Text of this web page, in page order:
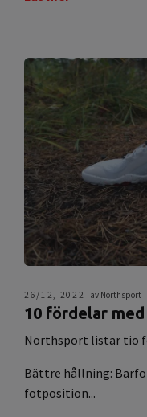
26/12, 2022 av Northsport
10 fördelar
Northsport listar tio
Bättre hållning:
fotposition...